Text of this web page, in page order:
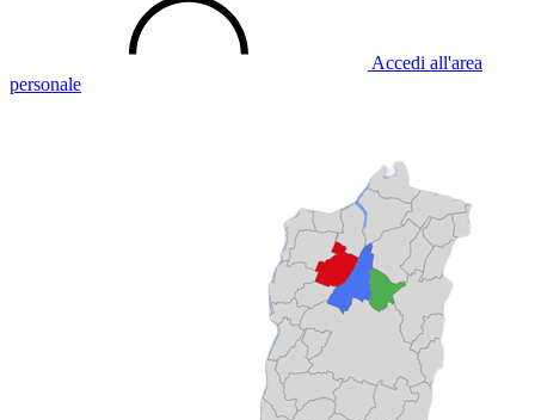
Accedi all'area
personale